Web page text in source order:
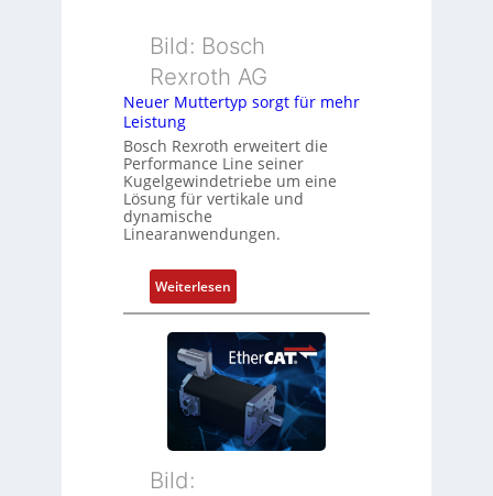
m
s
u
n
g
n
d
Z
u
s
t
a
s
e
k
m
b
i
i
r
t
P
o
s
i
Bild: Bosch
Rexroth AG
Neuer Muttertyp sorgt für mehr
Leistung
Bosch Rexroth erweitert die
Performance Line seiner
Kugelgewindetriebe um eine
Lösung für vertikale und
dynamische
Linearanwendungen.
Weiterlesen:
N
e
u
e
u
Bild: